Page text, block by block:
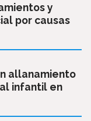
y
por causas
allanamiento
infantil en